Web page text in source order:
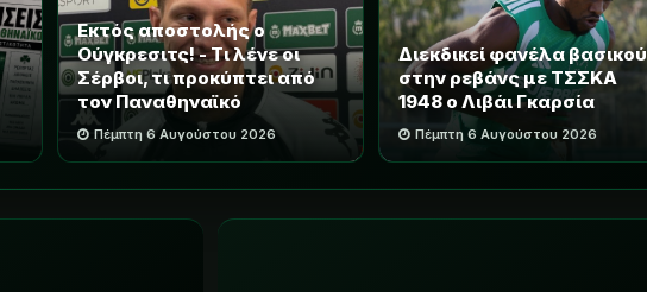
Εκτός αποστολής ο
Ούγκρεσιτς! - Τι λένε οι
Σέρβοι, τι προκύπτει από
τον Παναθηναϊκό
Πέμπτη 6 Αυγούστου 2026
Διεκδικεί φανέλα βασικού
στην ρεβάνς με ΤΣΣΚΑ
1948 ο Λιβάι Γκαρσία
Πέμπτη 6 Αυγούστου 2026